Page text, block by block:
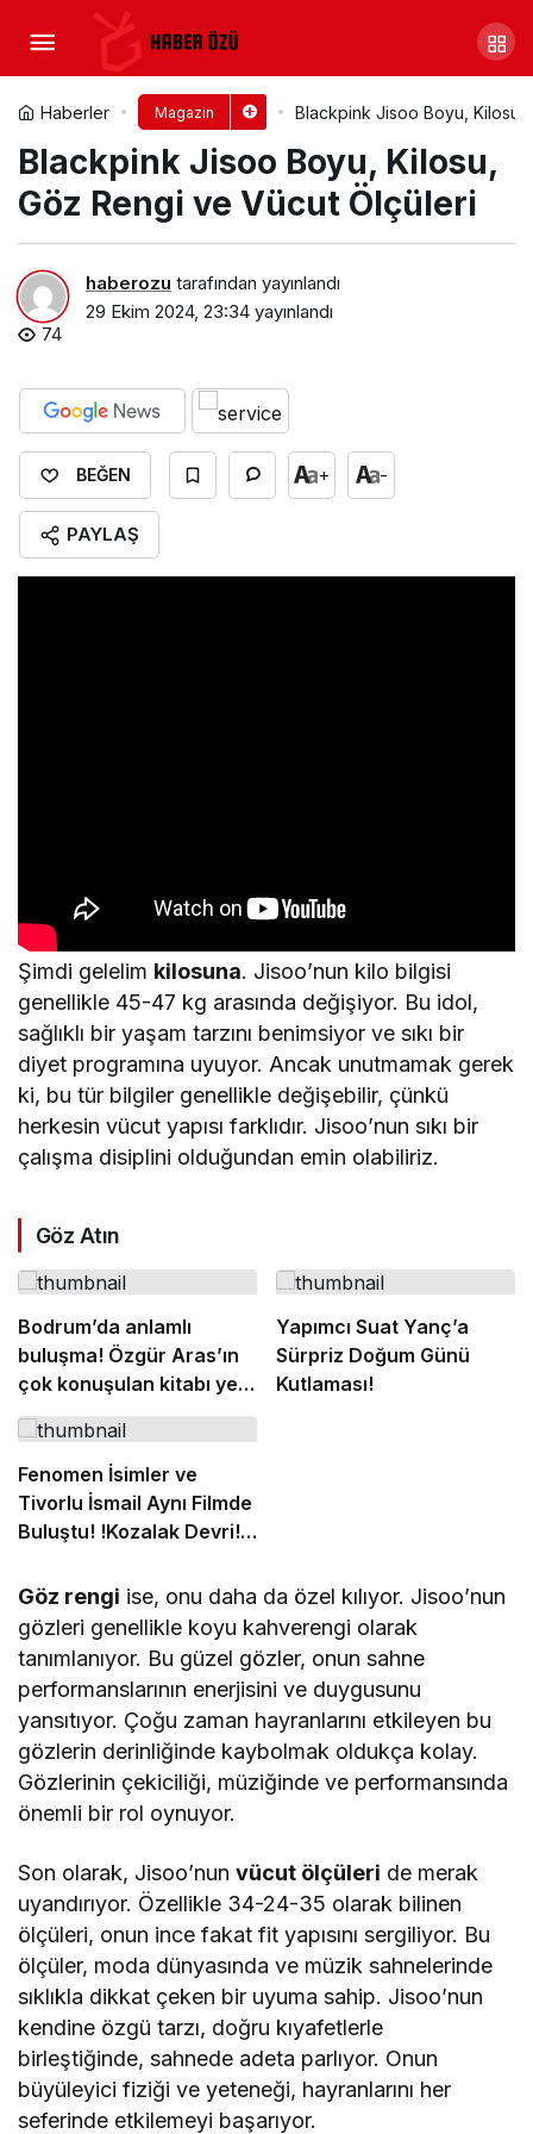
Haberler Magazin Blackpink Jisoo Boyu, Kilosu,
Blackpink Jisoo Boyu, Kilosu,
Göz Rengi ve Vücut Ölçüleri
haberozu tarafından yayınlandı
29 Ekim 2024, 23:34 yayınlandı
74
BEĞEN + -
PAYLAŞ
Şimdi gelelim kilosuna. Jisoo’nun kilo bilgisi
genellikle 45-47 kg arasında değişiyor. Bu idol,
sağlıklı bir yaşam tarzını benimsiyor ve sıkı bir
diyet programına uyuyor. Ancak unutmamak gerek
ki, bu tür bilgiler genellikle değişebilir, çünkü
herkesin vücut yapısı farklıdır. Jisoo’nun sıkı bir
çalışma disiplini olduğundan emin olabiliriz.
Göz Atın
Bodrum’da anlamlı
buluşma! Özgür Aras’ın
çok konuşulan kitabı yeni
baskısını Titanic Luxury
Collection Bodrum’da
kutladı
Yapımcı Suat Yanç’a
Sürpriz Doğum Günü
Kutlaması!
Fenomen İsimler ve
Tivorlu İsmail Aynı Filmde
Buluştu! !Kozalak Devri! 7
Göz rengi ise, onu daha da özel kılıyor. Jisoo’nun
gözleri genellikle koyu kahverengi olarak
tanımlanıyor. Bu güzel gözler, onun sahne
performanslarının enerjisini ve duygusunu
yansıtıyor. Çoğu zaman hayranlarını etkileyen bu
gözlerin derinliğinde kaybolmak oldukça kolay.
Gözlerinin çekiciliği, müziğinde ve performansında
önemli bir rol oynuyor.
Son olarak, Jisoo’nunvücut ölçüleri de merak
uyandırıyor. Özellikle 34-24-35 olarak bilinen
ölçüleri, onun ince fakat fit yapısını sergiliyor. Bu
ölçüler, moda dünyasında ve müzik sahnelerinde
sıklıkla dikkat çeken bir uyuma sahip. Jisoo’nun
kendine özgü tarzı, doğru kıyafetlerle
birleştiğinde, sahnede adeta parlıyor. Onun
büyüleyici fiziği ve yeteneği, hayranlarını her
seferinde etkilemeyi başarıyor.
Adriana Lima Kimdir? Adriana
Lima Gençliği
Yorum Yap